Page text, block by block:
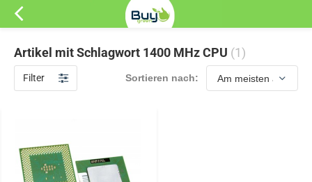
Artikel mit Schlagwort 1400 MHz CPU (1)
Filter Sortieren nach: